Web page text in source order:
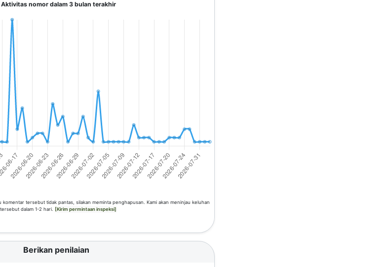
Aktivitas nomor dalam 3 bulan terakhir
tersebut tidak pantas, silakan meminta penghapusan. Kami akan meninjau keluhan
tersebut dalam 1-2 hari. [Kirim permintaan inspeksi]
Berikan penilaian